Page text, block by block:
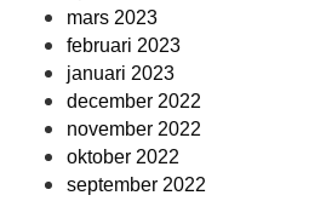
mars 2023
februari 2023
januari 2023
december 2022
november 2022
oktober 2022
september 2022